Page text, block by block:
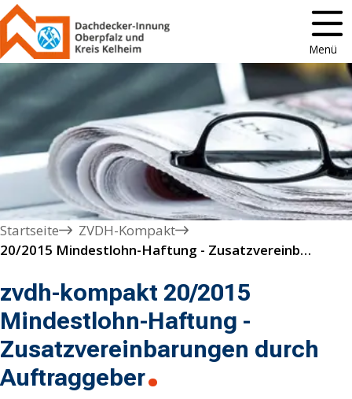
Menü
Startseite
ZVDH-Kompakt
20/2015 Mindestlohn-Haftung - Zusatzvereinbarungen durch Auftraggeber
zvdh-kompakt 20/2015
Mindestlohn-Haftung -
Zusatzvereinbarungen durch
Auftraggeber